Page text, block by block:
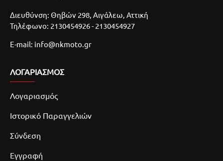
Διευθύνση: Θηβών 298, Αιγάλεω, Αττική
Τηλέφωνο: 2130454926 - 2130454927
E-mail: info@nkmoto.gr
ΛΟΓΑΡΙΑΣΜΌΣ
Λογαριασμός
Ιστορικό Παραγγελιών
Σύνδεση
Εγγραφή